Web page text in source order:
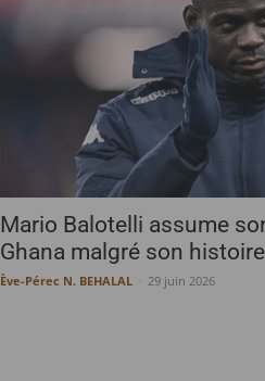
Mario Balotelli assume
Ghana malgré son
Ève-Pérec N. BEHALAL 29 juin 2026